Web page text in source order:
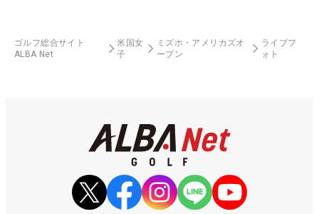
ゴルフ総合サイト
ALBA Net
米国女
子
ミズホ・アメリカズオ
ープン
ライブフ
ォト